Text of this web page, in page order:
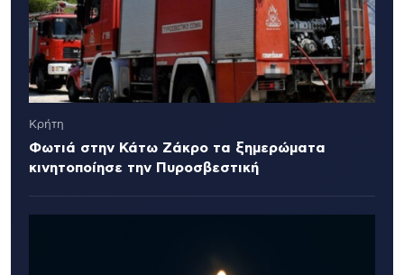
Κρήτη
Φωτιά στην Κάτω Ζάκρο τα ξημερώματα
κινητοποίησε την Πυροσβεστική